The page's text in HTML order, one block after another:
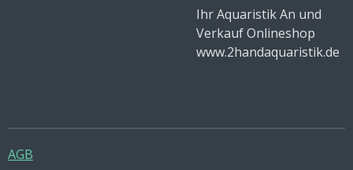
Ihr Aquaristik An und
Verkauf Onlineshop
www.2handaquaristik.de
AGB